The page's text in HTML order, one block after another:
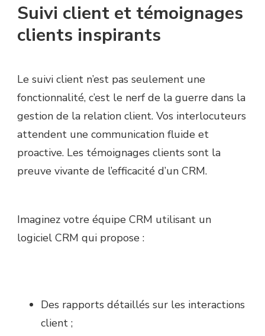
Suivi client et témoignages
clients inspirants
Le suivi client n’est pas seulement une
fonctionnalité, c’est le nerf de la guerre dans la
gestion de la relation client. Vos interlocuteurs
attendent une communication fluide et
proactive. Les témoignages clients sont la
preuve vivante de l’efficacité d’un CRM.
Imaginez votre équipe CRM utilisant un
logiciel CRM qui propose :
Des rapports détaillés sur les interactions
client ;